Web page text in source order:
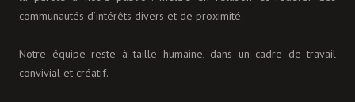
communautés d’intérêts divers et de proximité.
Notre équipe reste à taille humaine, dans un cadre de travail
convivial et créatif.